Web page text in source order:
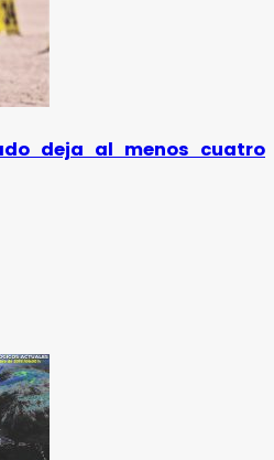
deja al menos cuatro